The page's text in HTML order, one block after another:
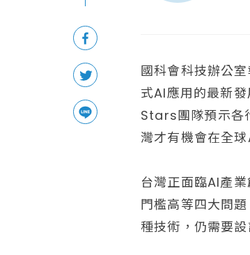
國科會科技辦公
式AI應用的最新
Stars團隊預示各
灣才有機會在全
台灣正面臨AI產
門檻高等四大問
種技術，仍需要